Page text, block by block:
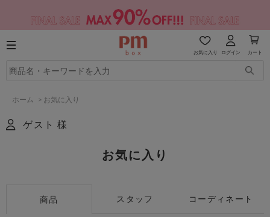
お気に入り ログイン カート
ホーム > お気に入り
ゲスト 様
お気に入り
商品 スタッフ コーディネート